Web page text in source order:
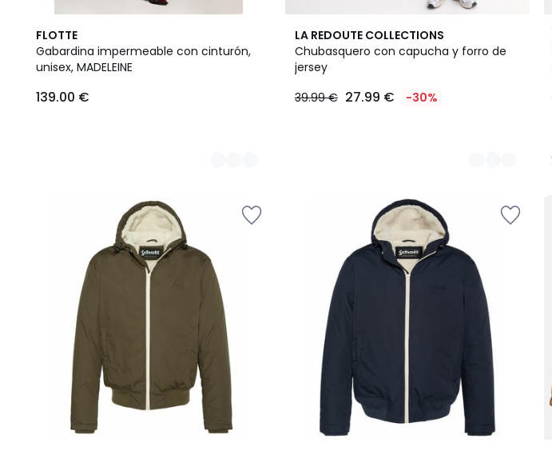
FLOTTE
Gabardina impermeable con cinturón,
unisex, MADELEINE
€.
139.00 €
2
Colores
LA REDOUTE COLLECTIONS
Chubasquero con capucha y forro de
jersey
39.99 € 27.99 € -30%
3
Colores